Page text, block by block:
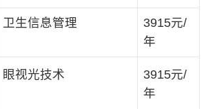
卫生信息管理
3915元/
年
眼视光技术
3915元/
年